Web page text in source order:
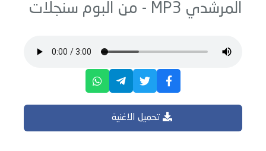
المرشدي
سنجلات
تحميل الاغنية